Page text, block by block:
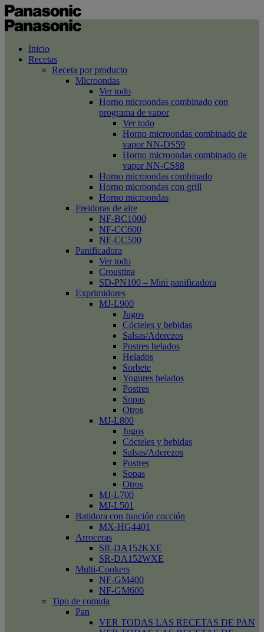
Inicio
Recetas
Receta por producto
Microondas
Ver todo
Horno microondas combinado con
programa de vapor
Ver todo
Horno microondas combinado de
vapor NN-DS59
Horno microondas combinado de
vapor NN-CS88
Horno microondas combinado
Horno microondas con grill
Horno microondas
Freidoras de aire
NF-BC1000
NF-CC600
NF-CC500
Panificadora
Ver todo
Croustina
SD-PN100 – Mini panificadora
Exprimidores
MJ-L900
Jugos
Cócteles y bebidas
Salsas/Aderezos
Postres helados
Helados
Sorbete
Yogures helados
Postres
Sopas
Otros
MJ-L800
Jugos
Cócteles y bebidas
Salsas/Aderezos
Postres
Sopas
Otros
MJ-L700
MJ-L501
Batidora con función cocción
MX-HG4401
Arroceras
SR-DA152KXE
SR-DA152WXE
Multi-Cookers
NF-GM400
NF-GM600
Tipo de comida
Pan
VER TODAS LAS RECETAS DE PAN